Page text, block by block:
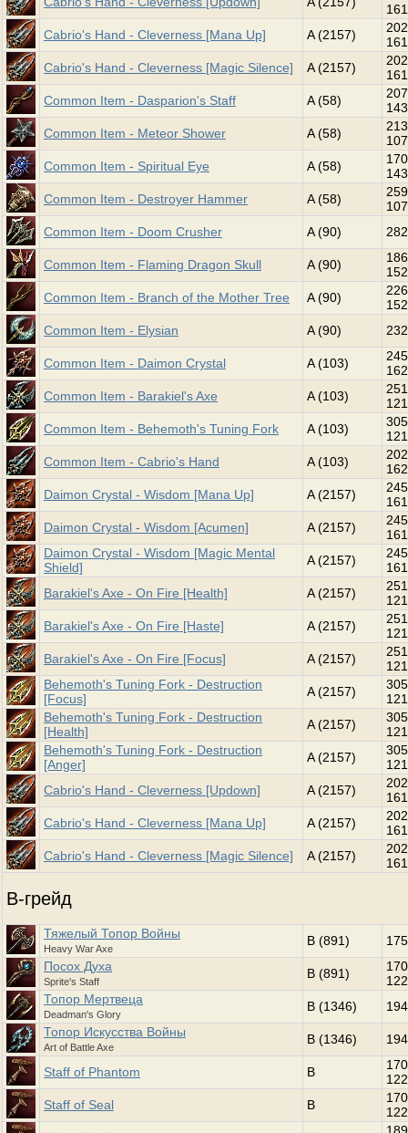
161
Cabrio's Hand - Cleverness [Mana Up]
A (2157)
161
Cabrio's Hand - Cleverness [Magic Silence]
A (2157)
161
Common Item - Dasparion's Staff
A (58)
143
Common Item - Meteor Shower
A (58)
107
Common Item - Spiritual Eye
A (58)
143
Common Item - Destroyer Hammer
A (58)
107
Common Item - Doom Crusher
A (90)
Common Item - Flaming Dragon Skull A (90)
152
Common Item - Branch of the Mother Tree
A (90)
152
Common Item - Elysian
A (90)
Common Item - Daimon Crystal A (103)
162
Common Item - Barakiel's Axe
A (103)
121
Common Item - Behemoth's Tuning Fork
A (103)
121
Common Item - Cabrio's Hand
A (103)
162
Daimon Crystal - Wisdom [Mana Up]
A (2157)
161
Daimon Crystal - Wisdom [Acumen]
A (2157)
161
Daimon Crystal - Wisdom [Magic Mental
Shield]
A (2157)
161
Barakiel's Axe - On Fire [Health]
A (2157)
121
Barakiel's Axe - On Fire [Haste]
A (2157)
121
Barakiel's Axe - On Fire [Focus]
A (2157)
121
Behemoth's Tuning Fork - Destruction
[Focus]
A (2157)
121
Behemoth's Tuning Fork - Destruction
[Health]
A (2157)
121
Behemoth's Tuning Fork - Destruction
[Anger]
A (2157)
121
Cabrio's Hand - Cleverness [Updown]
A (2157)
161
Cabrio's Hand - Cleverness [Mana Up]
A (2157)
161
Cabrio's Hand - Cleverness [Magic Silence]
A (2157)
161
B-грейд
Тяжелый Топор Войны
Heavy War Axe
B (891)
Посох Духа
Sprite's Staff
B (891)
122
Топор Мертвеца
Deadman's Glory
B (1346)
Топор Искусства Войны
Art of Battle Axe
B (1346)
Staff of Phantom B
122
Staff of Seal
B
122